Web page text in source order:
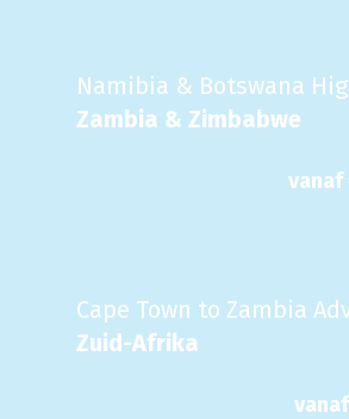
Namibia & Botswana
Zambia & Zimbabwe
vanaf
Cape Town to Zambia
Zuid-Afrika